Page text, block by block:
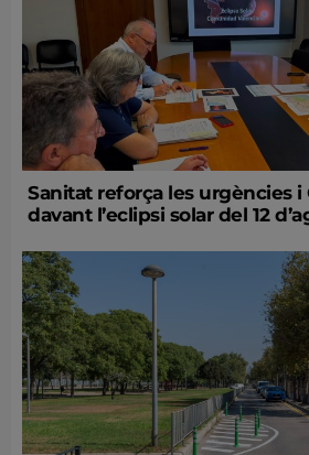
Sanitat reforça les urgències
davant l’eclipsi solar del 12